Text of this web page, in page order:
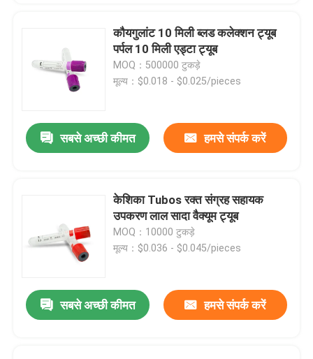
कौयगुलांट 10 मिली ब्लड कलेक्शन ट्यूब
पर्पल 10 मिली एड्टा ट्यूब
MOQ：500000 टुकड़े
मूल्य：$0.018 - $0.025/pieces
सबसे अच्छी कीमत हमसे संपर्क करें
केशिका Tubos रक्त संग्रह सहायक
उपकरण लाल सादा वैक्यूम ट्यूब
MOQ：10000 टुकड़े
मूल्य：$0.036 - $0.045/pieces
सबसे अच्छी कीमत हमसे संपर्क करें